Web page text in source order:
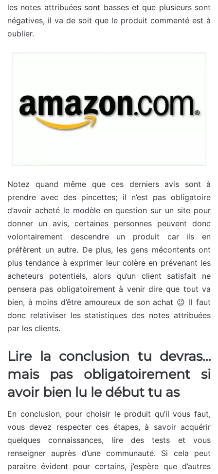
les notes attribuées sont basses et que plusieurs sont
négatives, il va de soit que le produit commenté est à
oublier.
Notez quand même que ces derniers avis sont à
prendre avec des pincettes; il n’est pas obligatoire
d’avoir acheté le modèle en question sur un site pour
donner un avis, certaines personnes peuvent donc
volontairement descendre un produit car ils en
préfèrent un autre. De plus, les gens mécontents ont
plus tendance à exprimer leur colère en prévenant les
acheteurs potentiels, alors qu’un client satisfait ne
pensera pas obligatoirement à venir dire que tout va
bien, à moins d’être amoureux de son achat 😉 Il faut
donc relativiser les statistiques des notes attribuées
par les clients.
Lire la conclusion tu devras…
mais pas obligatoirement si
avoir bien lu le début tu as
En conclusion, pour choisir le produit qu’il vous faut,
vous devez respecter ces étapes, à savoir acquérir
quelques connaissances, lire des tests et vous
renseigner auprès d’une communauté. Si cela peut
paraitre évident pour certains, j’espère que d’autres